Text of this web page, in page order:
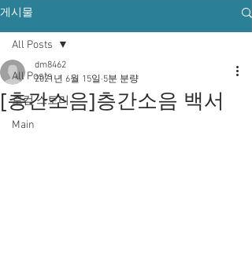
게시물
All Posts
로컴 스토리
Main
All Posts
[층간소음]층간소음 백서
dm8462
2021년 6월 15일 5분 분량